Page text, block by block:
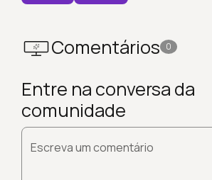
Comentários 0
Entre na conversa da
comunidade
Escreva um comentário